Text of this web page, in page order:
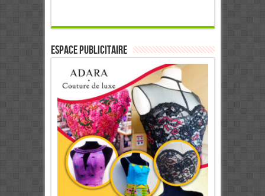
ESPACE PUBLICITAIRE